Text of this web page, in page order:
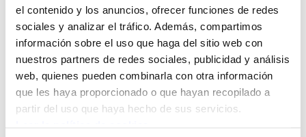
el contenido y los anuncios, ofrecer funciones de redes
sociales y analizar el tráfico. Además, compartimos
información sobre el uso que haga del sitio web con
nuestros partners de redes sociales, publicidad y análisis
web, quienes pueden combinarla con otra información
que les haya proporcionado o que hayan recopilado a
partir del uso que haya hecho de sus servicios.
lucha en defensa del poder adquisitivo, se
han manifestado en Donostia. Los
sindicatos afirman que si Aspace y la
Administración no cambian de actitud,
continuarán con las movilizaciones. La
próxima convocatoria de huelga es para